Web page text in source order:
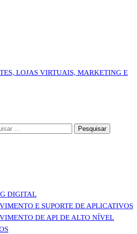
DIGITAL
E SUPORTE DE APLICATIVOS
DE API DE ALTO NÍVEL